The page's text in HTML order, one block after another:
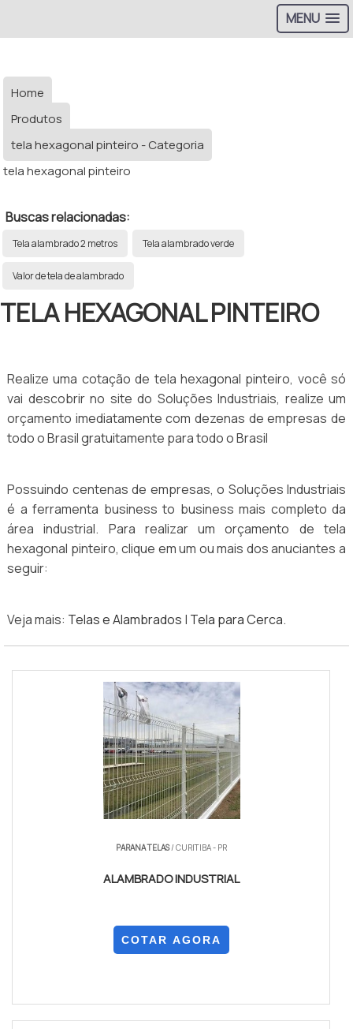
MENU
Home
Produtos
tela hexagonal pinteiro - Categoria
tela hexagonal pinteiro
Buscas relacionadas:
Tela alambrado 2 metros Tela alambrado verde
Valor de tela de alambrado
TELA HEXAGONAL PINTEIRO
Realize uma cotação de tela hexagonal pinteiro, você só
vai descobrir no site do Soluções Industriais, realize um
orçamento imediatamente com dezenas de empresas de
todo o Brasil gratuitamente para todo o Brasil
Possuindo centenas de empresas, o Soluções Industriais
é a ferramenta business to business mais completo da
área industrial. Para realizar um orçamento de tela
hexagonal pinteiro, clique em um ou mais dos anuciantes a
seguir:
Veja mais: Telas e Alambrados | Tela para Cerca.
PARANA TELAS/ CURITIBA - PR
ALAMBRADO INDUSTRIAL
COTAR AGORA